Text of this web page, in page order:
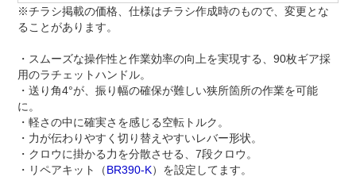
※チラシ掲載の価格、仕様はチラシ作成時のもので、変更とな
ることがあります。
・スムーズな操作性と作業効率の向上を実現する、90枚ギア採
用のラチェットハンドル。
・送り角4°が、振り幅の確保が難しい狭所箇所の作業を可能
に。
・軽さの中に確実さを感じる空転トルク。
・力が伝わりやすく切り替えやすいレバー形状。
・クロウに掛かる力を分散させる、7段クロウ。
・リペアキット（BR390-K）を設定してます。